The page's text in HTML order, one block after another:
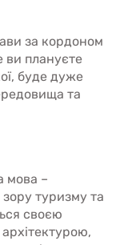
за кордоном
ви плануєте
буде дуже
та
мова –
туризму та
своєю